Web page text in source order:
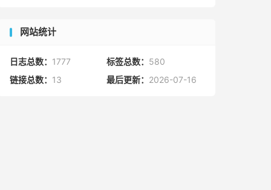
网站统计
日志总数： 1777 标签总数： 580
链接总数： 13 最后更新： 2026-07-16